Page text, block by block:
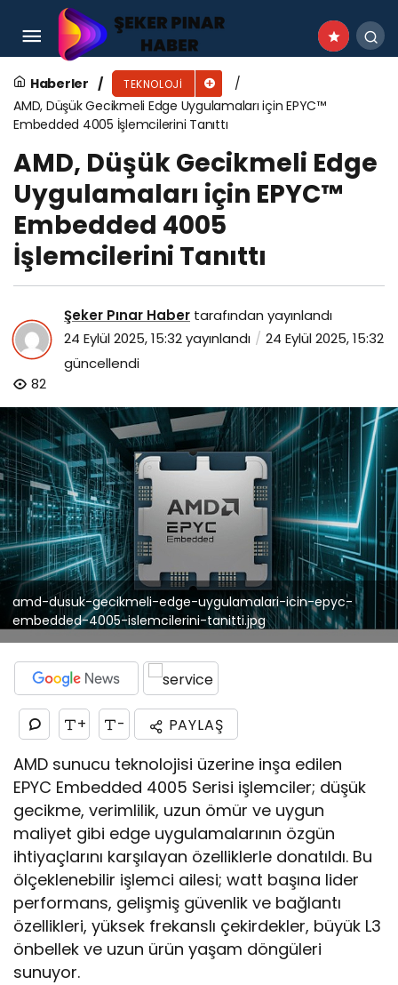
Haberler TEKNOLOJI
AMD, Düşük Gecikmeli Edge Uygulamaları için EPYC™
Embedded 4005 İşlemcilerini Tanıttı
AMD, Düşük Gecikmeli Edge
Uygulamaları için EPYC™
Embedded 4005
İşlemcilerini Tanıttı
Şeker Pınar Haber tarafından yayınlandı
24 Eylül 2025, 15:32yayınlandı
24 Eylül 2025, 15:32
güncellendi
82
amd-dusuk-gecikmeli-edge-uygulamalari-icin-epyc-
embedded-4005-islemcilerini-tanitti.jpg
+ - PAYLAŞ
AMD sunucu teknolojisi üzerine inşa edilen
EPYC Embedded 4005 Serisi işlemciler; düşük
gecikme, verimlilik, uzun ömür ve uygun
maliyet gibi edge uygulamalarının özgün
ihtiyaçlarını karşılayan özelliklerle donatıldı. Bu
ölçeklenebilir işlemci ailesi; watt başına lider
performans, gelişmiş güvenlik ve bağlantı
özellikleri, yüksek frekanslı çekirdekler, büyük L3
önbellek ve uzun ürün yaşam döngüleri
sunuyor.
Kaspersky, açık kaynaklı AI konektörünün siber
saldırganlar tarafından kötüye
kullanılabileceği konusunda uyarıyor